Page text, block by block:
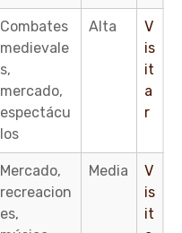
Combates
medievale
s,
mercado,
espectácu
los
Alta
V
is
it
a
r
Mercado,
recreacion
es,
Media
V
is
it